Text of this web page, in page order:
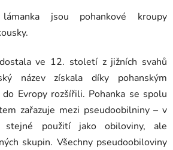
jsou pohankové kroupy
ve 12. století z jižních svahů
název získala díky pohanským
Evropy rozšířili. Pohanka se spolu
zařazuje mezi pseudoobilniny – v
použití jako obiloviny, ale
skupin. Všechny pseudoobiloviny